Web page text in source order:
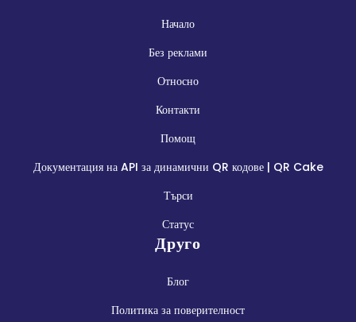
Начало
Без реклами
Относно
Контакти
Помощ
Документация на API за динамични QR кодове | QR Cake
Търси
Статус
Друго
Блог
Политика за поверителност